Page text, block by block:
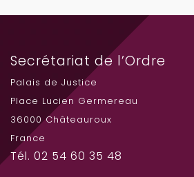
Secrétariat de l’Ordre
Palais de Justice
Place Lucien Germereau
36000 Châteauroux
France
Tél. 02 54 60 35 48